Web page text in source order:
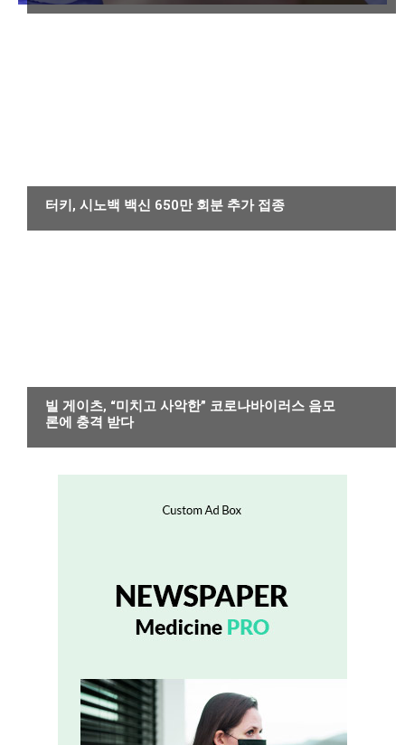
터키, 시노백 백신 650만 회분 추가 접종
빌 게이츠, “미치고 사악한” 코로나바이러스 음모
론에 충격 받다